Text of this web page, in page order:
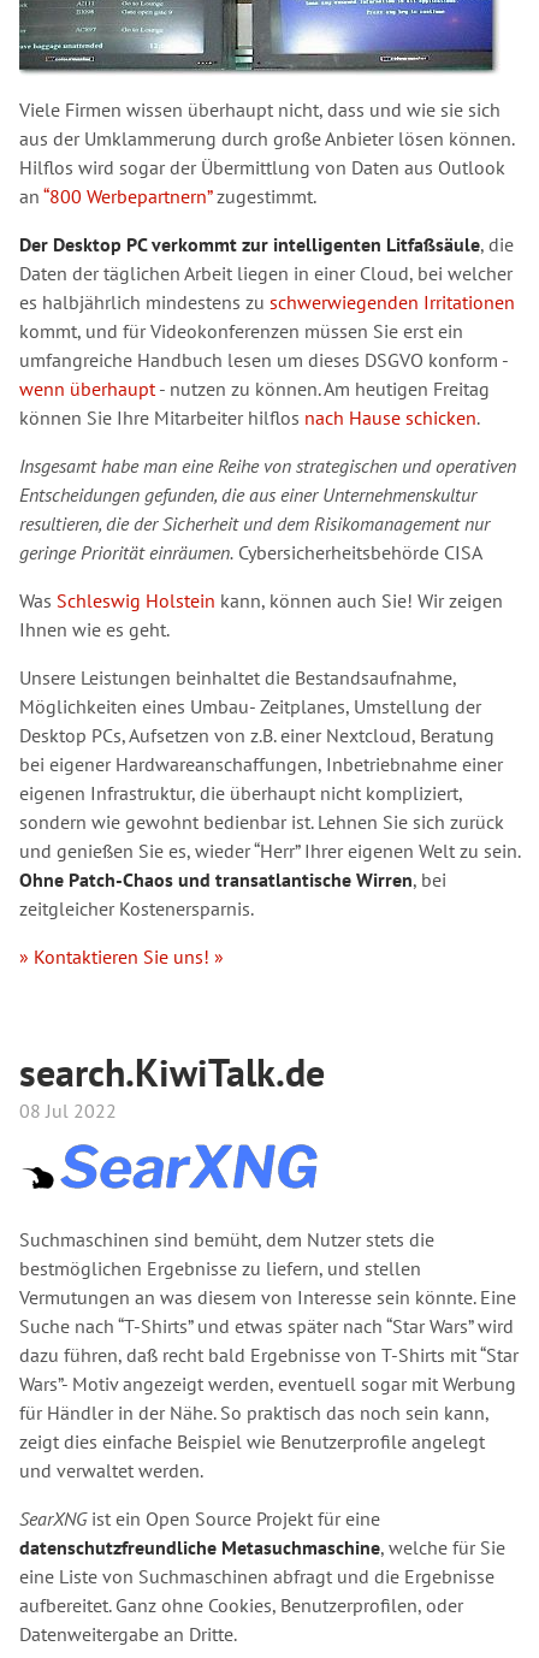
Viele Firmen wissen überhaupt nicht, dass und wie sie sich
aus der Umklammerung durch große Anbieter lösen können.
Hilflos wird sogar der Übermittlung von Daten aus Outlook
an “800 Werbepartnern”zugestimmt.
Der Desktop PC verkommt zur intelligenten Litfaßsäule, die
Daten der täglichen Arbeit liegen in einer Cloud, bei welcher
es halbjährlich mindestens zu schwerwiegenden Irritationen
kommt, und für Videokonferenzen müssen Sie erst ein
umfangreiche Handbuch lesen um dieses DSGVO konform -
wenn überhaupt- nutzen zu können. Am heutigen Freitag
können Sie Ihre Mitarbeiter hilflos nach Hause schicken.
Insgesamt habe man eine Reihe von strategischen und operativen
Entscheidungen gefunden, die aus einer Unternehmenskultur
resultieren, die der Sicherheit und dem Risikomanagement nur
geringe Priorität einräumen. Cybersicherheitsbehörde CISA
Was Schleswig Holstein kann, können auch Sie! Wir zeigen
Ihnen wie es geht.
Unsere Leistungen beinhaltet die Bestandsaufnahme,
Möglichkeiten eines Umbau- Zeitplanes, Umstellung der
Desktop PCs, Aufsetzen von z.B. einer Nextcloud, Beratung
bei eigener Hardwareanschaffungen, Inbetriebnahme einer
eigenen Infrastruktur, die überhaupt nicht kompliziert,
sondern wie gewohnt bedienbar ist. Lehnen Sie sich zurück
und genießen Sie es, wieder “Herr” Ihrer eigenen Welt zu sein.
Ohne Patch-Chaos und transatlantische Wirren, bei
zeitgleicher Kostenersparnis.
» Kontaktieren Sie uns! »
search.KiwiTalk.de
08 Jul 2022
Suchmaschinen sind bemüht, dem Nutzer stets die
bestmöglichen Ergebnisse zu liefern, und stellen
Vermutungen an was diesem von Interesse sein könnte. Eine
Suche nach “T-Shirts” und etwas später nach “Star Wars” wird
dazu führen, daß recht bald Ergebnisse von T-Shirts mit “Star
Wars”- Motiv angezeigt werden, eventuell sogar mit Werbung
für Händler in der Nähe. So praktisch das noch sein kann,
zeigt dies einfache Beispiel wie Benutzerprofile angelegt
und verwaltet werden.
SearXNGist ein Open Source Projekt für eine
datenschutzfreundliche Metasuchmaschine, welche für Sie
eine Liste von Suchmaschinen abfragt und die Ergebnisse
aufbereitet. Ganz ohne Cookies, Benutzerprofilen, oder
Datenweitergabe an Dritte.